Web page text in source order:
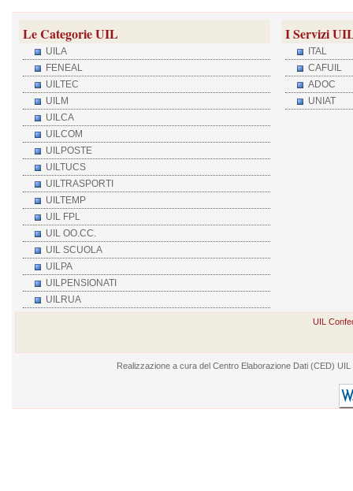
Le Categorie UIL
UILA
FENEAL
UILTEC
UILM
UILCA
UILCOM
UILPOSTE
UILTUCS
UILTRASPORTI
UILTEMP
UIL FPL
UIL OO.CC.
UIL SCUOLA
UILPA
UILPENSIONATI
UILRUA
I Servizi
ITAL
CAFUIL
ADOC
UNIAT
UIL
Realizzazione a cura del Centro Elaborazione Dati (CED)